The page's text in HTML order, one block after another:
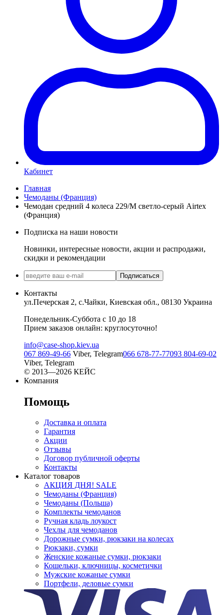
Кабинет
Главная
Чемоданы (Франция)
Чемодан средний 4 колеса 229/M светло-серый Airtex
(Франция)
Подписка на наши новости
Новинки, интересные новости, акции и распродажи,
скидки и рекомендации
Подписаться
Контакты
ул.Печерская 2, с.Чайки, Киевская обл., 08130 Украина
Понедельник-Суббота с 10 до 18
Прием заказов онлайн: круглосуточно!
info@case-shop.kiev.ua
067 869-49-66 Viber, Telegram066 678-77-77093 804-69-02
Viber, Telegram
© 2013—2026 КЕЙС
Компания
Помощь
Доставка и оплата
Гарантия
Акции
Отзывы
Договор публичной оферты
Контакты
Каталог товаров
АКЦИЯ ДНЯ! SALE
Чемоданы (Франция)
Чемоданы (Польша)
Комплекты чемоданов
Ручная кладь лоукост
Чехлы для чемоданов
Дорожные сумки, рюкзаки на колесах
Рюкзаки, сумки
Женские кожаные сумки, рюкзаки
Кошельки, ключницы, косметички
Мужские кожаные сумки
Портфели, деловые сумки